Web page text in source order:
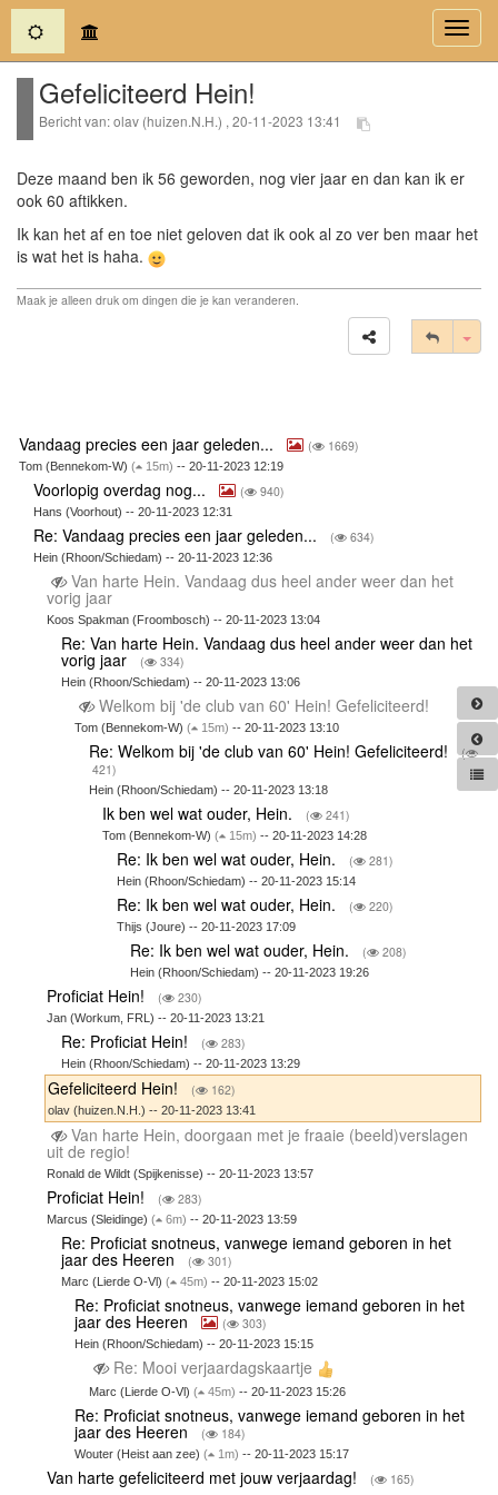
(current)
Gefeliciteerd Hein!
Bericht van: olav (huizen.N.H.) , 20-11-2023 13:41
Deze maand ben ik 56 geworden, nog vier jaar en dan kan ik er
ook 60 aftikken.
Ik kan het af en toe niet geloven dat ik ook al zo ver ben maar het
is wat het is haha.
Maak je alleen druk om dingen die je kan veranderen.
Vandaag precies een jaar geleden... ( 1669)
Tom (Bennekom-W) ( 15m) -- 20-11-2023 12:19
Voorlopig overdag nog... ( 940)
Hans (Voorhout) -- 20-11-2023 12:31
Re: Vandaag precies een jaar geleden... ( 634)
Hein (Rhoon/Schiedam) -- 20-11-2023 12:36
Van harte Hein. Vandaag dus heel ander weer dan het
vorig jaar
Koos Spakman (Froombosch) -- 20-11-2023 13:04
Re: Van harte Hein. Vandaag dus heel ander weer dan het
vorig jaar ( 334)
Hein (Rhoon/Schiedam) -- 20-11-2023 13:06
Welkom bij 'de club van 60' Hein! Gefeliciteerd!
Tom (Bennekom-W)( 15m) -- 20-11-2023 13:10
Re: Welkom bij 'de club van 60' Hein! Gefeliciteerd!
(
421)
Hein (Rhoon/Schiedam) -- 20-11-2023 13:18
Ik ben wel wat ouder, Hein. ( 241)
Tom (Bennekom-W)( 15m) -- 20-11-2023 14:28
Re: Ik ben wel wat ouder, Hein. ( 281)
Hein (Rhoon/Schiedam) -- 20-11-2023 15:14
Re: Ik ben wel wat ouder, Hein. ( 220)
Thijs (Joure) -- 20-11-2023 17:09
Re: Ik ben wel wat ouder, Hein. ( 208)
Hein (Rhoon/Schiedam) -- 20-11-2023 19:26
Proficiat Hein! ( 230)
Jan (Workum, FRL) -- 20-11-2023 13:21
Re: Proficiat Hein! ( 283)
Hein (Rhoon/Schiedam) -- 20-11-2023 13:29
Gefeliciteerd Hein! ( 162)
olav (huizen.N.H.) -- 20-11-2023 13:41
Van harte Hein, doorgaan met je fraaie (beeld)verslagen
uit de regio!
Ronald de Wildt (Spijkenisse) -- 20-11-2023 13:57
Proficiat Hein! ( 283)
Marcus (Sleidinge)( 6m) -- 20-11-2023 13:59
Re: Proficiat snotneus, vanwege iemand geboren in het
jaar des Heeren ( 301)
Marc (Lierde O-Vl) ( 45m) -- 20-11-2023 15:02
Re: Proficiat snotneus, vanwege iemand geboren in het
jaar des Heeren ( 303)
Hein (Rhoon/Schiedam) -- 20-11-2023 15:15
Re: Mooi verjaardagskaartje
Marc (Lierde O-Vl) ( 45m) -- 20-11-2023 15:26
Re: Proficiat snotneus, vanwege iemand geboren in het
jaar des Heeren ( 184)
Wouter (Heist aan zee)( 1m) -- 20-11-2023 15:17
Van harte gefeliciteerd met jouw verjaardag! ( 165)